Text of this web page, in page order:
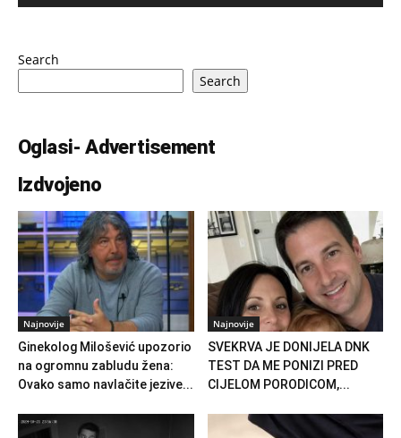
Search
Search
Oglasi- Advertisement
Izdvojeno
Najnovije
Ginekolog Milošević upozorio
na ogromnu zabludu žena:
Ovako samo navlačite jezive...
Najnovije
SVEKRVA JE DONIJELA DNK
TEST DA ME PONIZI PRED
CIJELOM PORODICOM,...